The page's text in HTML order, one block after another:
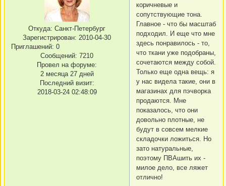
Откуда: Санкт-Петербург
Зарегистрирован: 2010-04-30
Приглашений: 0
Сообщений: 7210
Провел на форуме:
2 месяца 27 дней
Последний визит:
2018-03-24 02:48:09
коричневые и
сопутствующие тона.
Главное - что бы масштаб
подходил. И еще что мне
здесь понравилось - то,
что ткани уже подобраны,
сочетаются между собой.
Только еще одна вещь: я
у нас видела такие, они в
магазинах для пэчворка
продаются. Мне
показалось, что они
довольно плотные, не
будут в совсем мелкие
складочки ложиться. Но
зато натуральные,
поэтому ПВАшить их -
милое дело, все ляжет
отлично!